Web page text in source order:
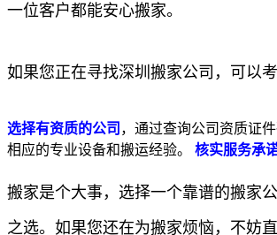
一位客户都能安心搬家。
如果您正在寻找深圳搬家公司，可以考
选择有资质的公司 ，通过查询公司资质证
相应的专业设备和搬运经验。 核实服务承
搬家是个大事，选择一个靠谱的搬家
之选。如果您还在为搬家烦恼，不妨